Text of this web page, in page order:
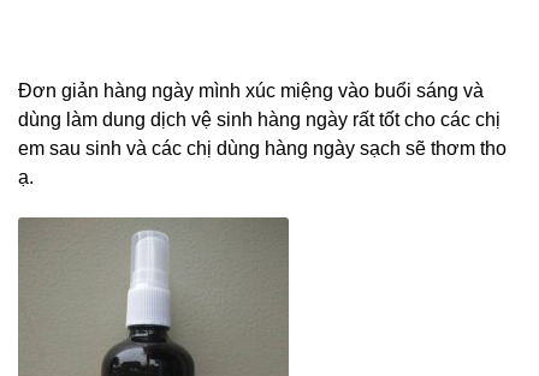
Đơn giản hàng ngày mình xúc miệng vào buổi sáng và
dùng làm dung dịch vệ sinh hàng ngày rất tốt cho các chị
em sau sinh và các chị dùng hàng ngày sạch sẽ thơm tho
ạ.